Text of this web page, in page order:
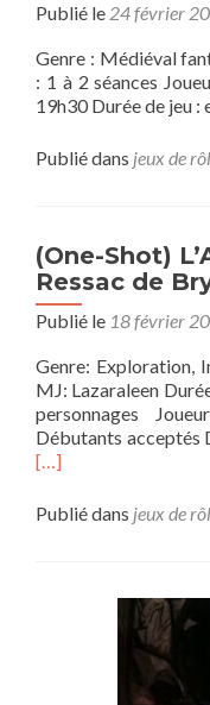
Publié le 24 février
Genre : Médiéval
: 1 à 2 séances
19h30 Durée de jeu :
Publié dans jeux de
(One-Shot)
Ressac de
Publié le 18 février
Genre: Exploration,
MJ: Lazaraleen
personnages
Débutants acceptés
[…]
Publié dans jeux de